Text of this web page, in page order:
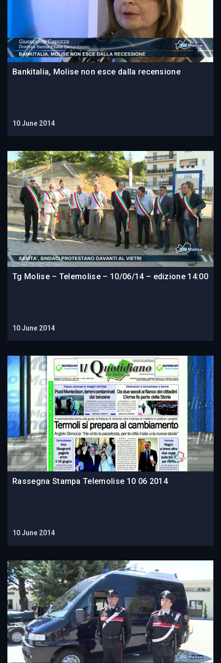
Bankitalia, Molise non esce dalla recensione
10 June 2014
Tg Molise – Telemolise – 10/06/14 – edizione 14:00
10 June 2014
Rassegna Stampa Telemolise 10 06 2014
10 June 2014